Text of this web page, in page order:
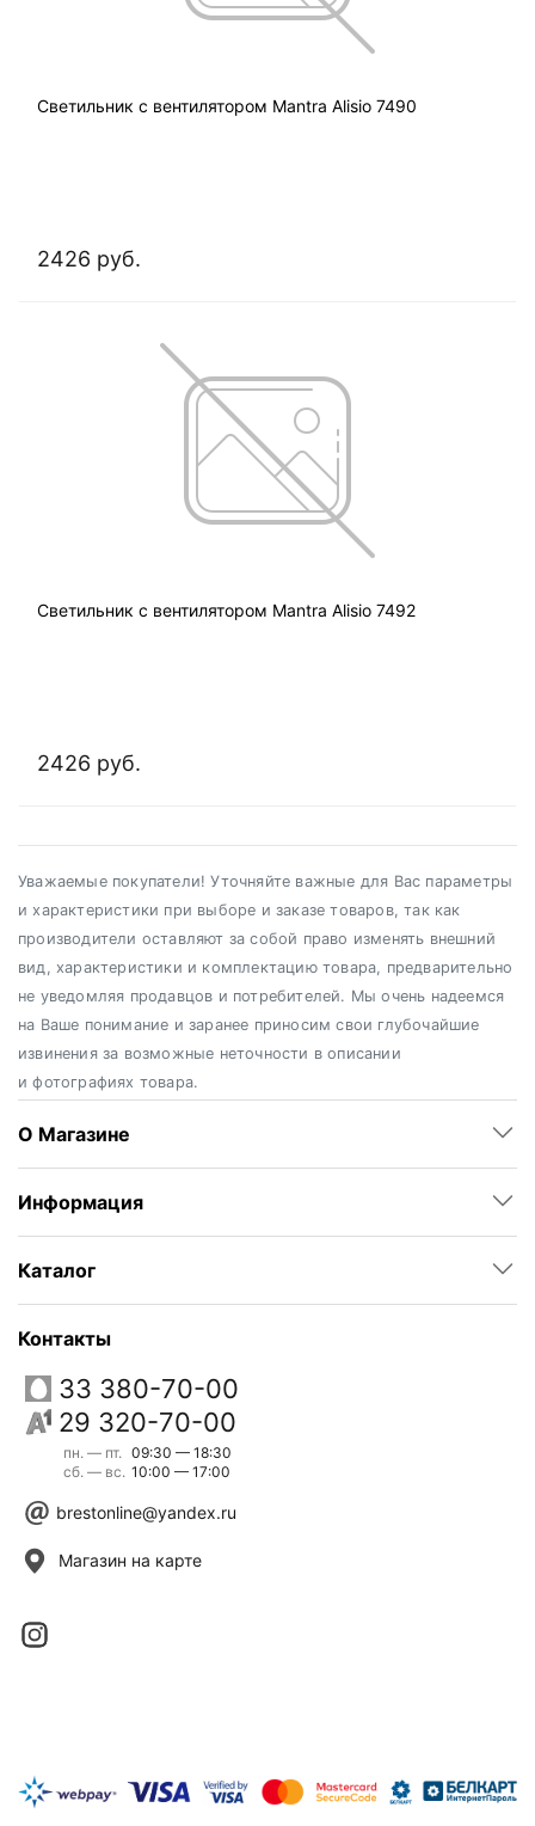
Светильник с вентилятором Mantra Alisio 7490
2426 руб.
Светильник с вентилятором Mantra Alisio 7492
2426 руб.
Уважаемые покупатели! Уточняйте важные для Вас параметры
и характеристики при выборе и заказе товаров, так как
производители оставляют за собой право изменять внешний
вид, характеристики и комплектацию товара, предварительно
не уведомляя продавцов и потребителей. Мы очень надеемся
на Ваше понимание и заранее приносим свои глубочайшие
извинения за возможные неточности в описании
и фотографиях товара.
О Магазине
Информация
Каталог
Контакты
33 380-70-00
29 320-70-00
пн. — пт.
сб. — вс.
09:30 — 18:30
10:00 — 17:00
brestonline@yandex.ru
Магазин на карте